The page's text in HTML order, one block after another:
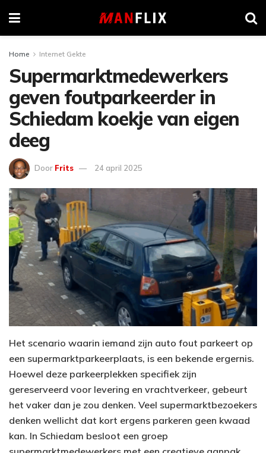
Home Internet Gekte
Supermarktmedewerkers
geven foutparkeerder in
Schiedam koekje van eigen
deeg
Door Frits 24 april 2025
Het scenario waarin iemand zijn auto fout parkeert op
een supermarktparkeerplaats, is een bekende ergernis.
Hoewel deze parkeerplekken specifiek zijn
gereserveerd voor levering en vrachtverkeer, gebeurt
het vaker dan je zou denken. Veel supermarktbezoekers
denken wellicht dat kort ergens parkeren geen kwaad
kan. In Schiedam besloot een groep